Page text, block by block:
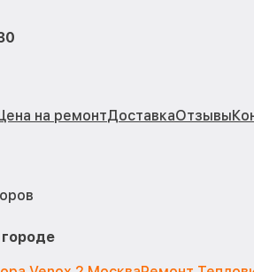
на ремонтДоставкаОтзывы